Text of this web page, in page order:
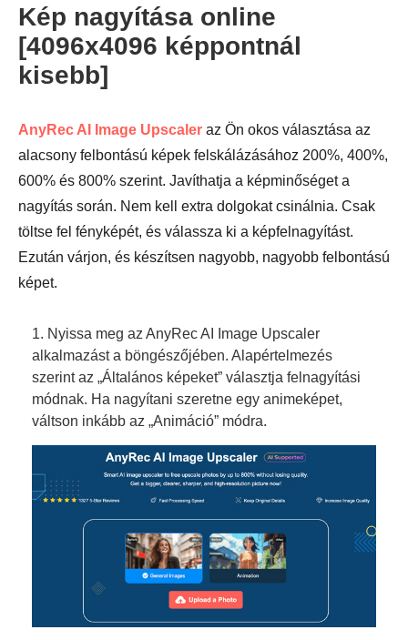
Kép nagyítása online
[4096x4096 képpontnál
kisebb]
AnyRec AI Image Upscaler az Ön okos választása az
alacsony felbontású képek felskálázásához 200%, 400%,
600% és 800% szerint. Javíthatja a képminőséget a
nagyítás során. Nem kell extra dolgokat csinálnia. Csak
töltse fel fényképét, és válassza ki a képfelnagyítást.
Ezután várjon, és készítsen nagyobb, nagyobb felbontású
képet.
1. Nyissa meg az AnyRec AI Image Upscaler
alkalmazást a böngészőjében. Alapértelmezés
szerint az „Általános képeket” választja felnagyítási
módnak. Ha nagyítani szeretne egy animeképet,
váltson inkább az „Animáció” módra.